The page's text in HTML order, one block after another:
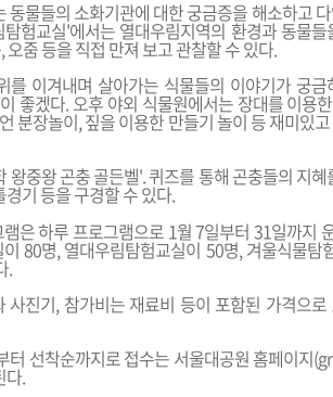
동물들의 소화기관에 대한 궁금증을 해소하고
험교실'에서는 열대우림지역의 환경과 동물
오줌 등을 직접 만져 보고 관찰할 수 있다.
를 이겨내며 살아가는 식물들의 이야기가 궁
좋겠다. 오후 야외 식물원에서는 장대를 이용
분장놀이, 짚을 이용한 만들기 놀이 등 재미있
왕중왕 곤충 골든벨'. 퀴즈를 통해 곤충들의 지
기 등을 구경할 수 있다.
은 하루 프로그램으로 1월 7일부터 31일까지
80명, 열대우림탐험교실이 50명, 겨울식물탐
.
사진기, 참가비는 재료비 등이 포함된 가격으
터 선착순까지로 접수는 서울대공원 홈페이지(
다.